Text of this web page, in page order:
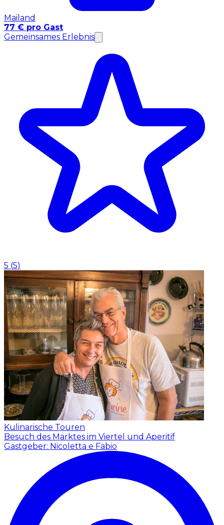
Mailand
77 € pro Gast
Gemeinsames Erlebnis
5 (5)
Kulinarische Touren
Besuch des Marktes im Viertel und Aperitif
Gastgeber: Nicoletta e Fabio